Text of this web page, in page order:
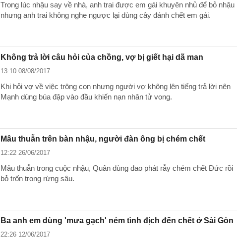
Trong lúc nhậu say về nhà, anh trai được em gái khuyên nhủ để bỏ nhậu
nhưng anh trai không nghe ngược lại dùng cây đánh chết em gái.
Không trả lời câu hỏi của chồng, vợ bị giết hại dã man
13:10 08/08/2017
Khi hỏi vợ về việc trông con nhưng người vợ không lên tiếng trả lời nên
Mạnh dùng búa đập vào đầu khiến nạn nhân tử vong.
Mâu thuẫn trên bàn nhậu, người đàn ông bị chém chết
12:22 26/06/2017
Mâu thuẫn trong cuộc nhậu, Quân dùng dao phát rẫy chém chết Đức rồi
bỏ trốn trong rừng sâu.
Ba anh em dùng 'mưa gạch' ném tình địch đến chết ở Sài Gòn
22:26 12/06/2017